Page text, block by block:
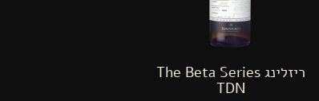
ריזלינג The Beta Series
TDN